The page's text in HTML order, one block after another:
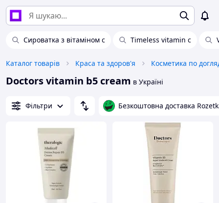
Сироватка з вітаміном с Timeless vitamin c
Каталог товарів Краса та здоров'я Косметика по
Doctors vitamin b5 cream в Україні
Фільтри Безкоштовна доставка